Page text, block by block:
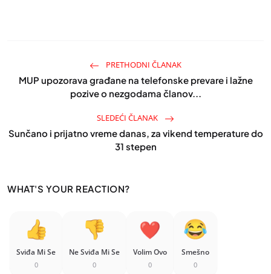
PRETHODNI ČLANAK
MUP upozorava građane na telefonske prevare i lažne
pozive o nezgodama članov...
SLEDEĆI ČLANAK
Sunčano i prijatno vreme danas, za vikend temperature do
31 stepen
WHAT'S YOUR REACTION?
Sviđa Mi Se
0
Ne Sviđa Mi Se
0
Volim Ovo
0
Smešno
0